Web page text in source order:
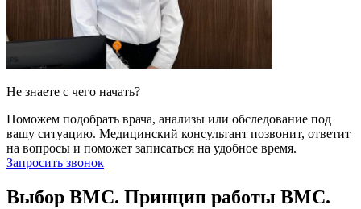
Не знаете с чего начать?
Поможем подобрать врача, анализы или обследование под
вашу ситуацию. Медицинский консультант позвонит, ответит
на вопросы и поможет записаться на удобное время.
Запросить звонок
Выбор ВМС. Принцип работы ВМС.